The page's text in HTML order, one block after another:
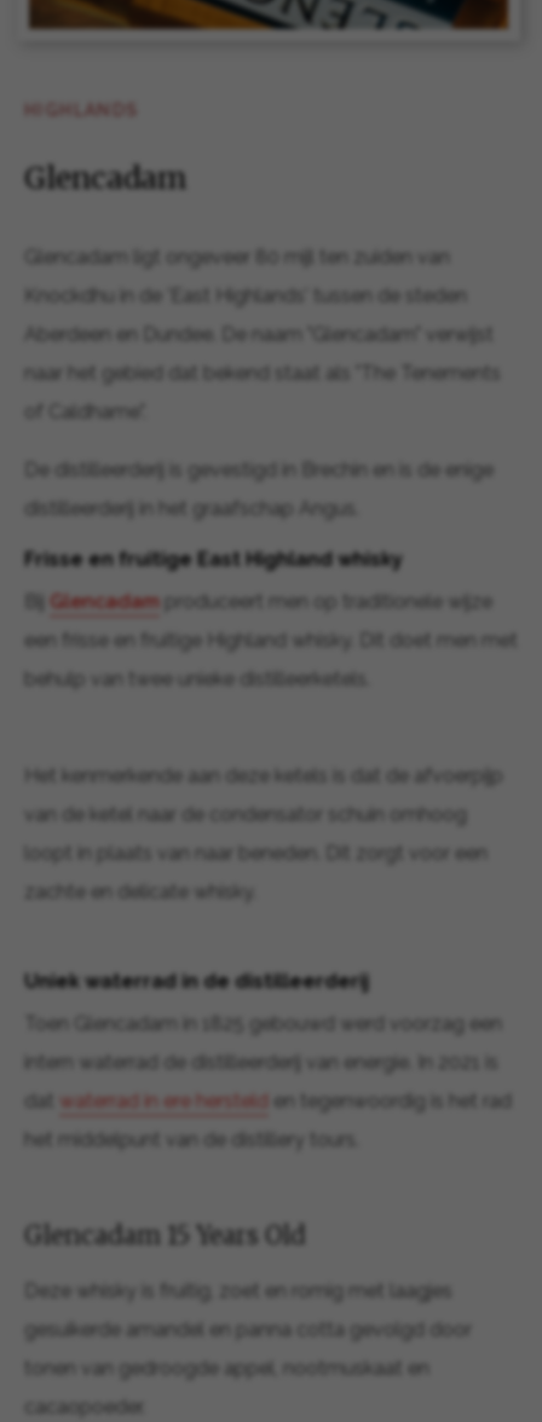
Glencadam
Glencadam ligt ongeveer 80 mijl ten zuiden van
Knockdhu in de 'East Highlands' tussen de steden
Aberdeen en Dundee. De naam "Glencadam" verwijst
naar het gebied dat bekend staat als "The Tenements
of Caldhame".
De distilleerderij is gevestigd in Brechin en is de enige
distilleerderij in het graafschap Angus.
Frisse en fruitige East Highland whisky
Glencadam produceert men op traditionele wijze
een frisse en fruitige Highland whisky. Dit doet men met
behulp van twee unieke distilleerketels.
Het kenmerkende aan deze ketels is dat de afvoerpijp
van de ketel naar de condensator schuin omhoog
loopt in plaats van naar beneden. Dit zorgt voor een
zachte en delicate whisky.
Uniek waterrad in de distilleerderij
Toen Glencadam in 1825 gebouwd werd voorzag een
intern waterrad de distilleerderij van energie. In 2021 is
dat
waterrad in ere hersteld
en tegenwoordig is het rad
het middelpunt van de distillery tours.
Glencadam 15 Years Old
Deze whisky is fruitig, zoet en romig met laagjes
gesuikerde amandel en panna cotta gevolgd door
tonen van gedroogde appel, nootmuskaat en
cacaopoeder.